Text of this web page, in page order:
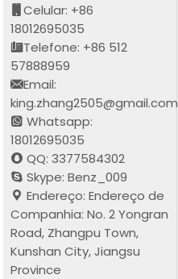
Celular: +86
18012695035
Telefone: +86 512
57888959
Email:
king.zhang2505@gmail.com
Whatsapp:
18012695035
QQ: 3377584302
Skype: Benz_009
Endereço: Endereço de
Companhia: No. 2 Yongran
Road, Zhangpu Town,
Kunshan City, Jiangsu
Province